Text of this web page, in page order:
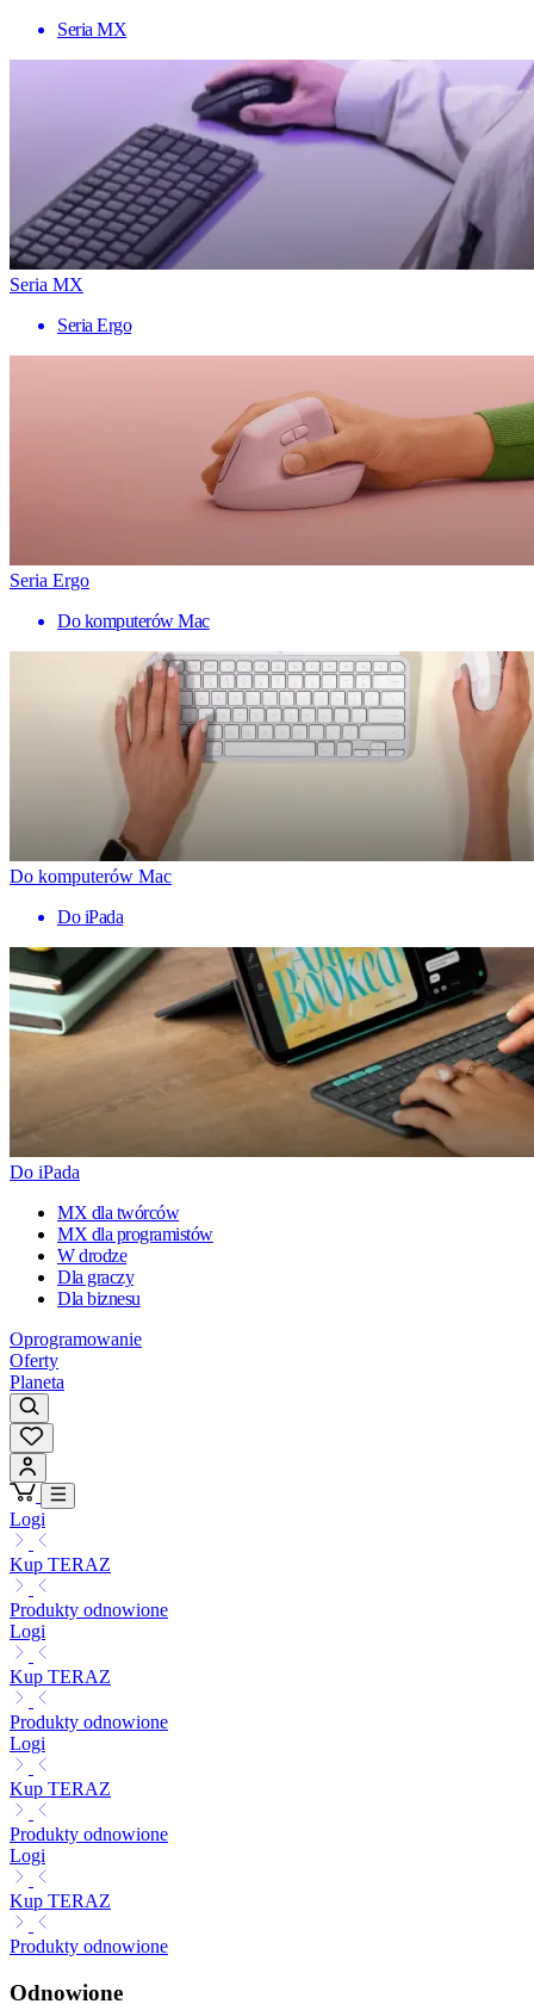
Seria MX
Seria MX
Seria Ergo
Seria Ergo
Do komputerów Mac
Do komputerów Mac
Do iPada
Do iPada
MX dla twórców
MX dla programistów
W drodze
Dla graczy
Dla biznesu
Oprogramowanie
Oferty
Planeta
Logi
Kup TERAZ
Produkty odnowione
Logi
Kup TERAZ
Produkty odnowione
Logi
Kup TERAZ
Produkty odnowione
Logi
Kup TERAZ
Produkty odnowione
Odnowione